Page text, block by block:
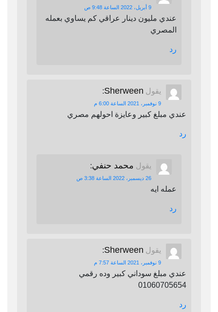
9 أبريل، 2022 الساعة 9:48 ص
عندي مليون دينار عراقي كم يساوي بعمله
المصري
رد
يقول Sherween
:
9 نوفمبر، 2021 الساعة 6:00 م
عندي مبلغ كبير وعايزة احولهم مصري
رد
يقول محمد حنفي:
26 ديسمبر، 2022 الساعة 3:38 ص
عمله ايه
رد
يقول Sherween
:
9 نوفمبر، 2021 الساعة 7:57 م
عندي مبلغ سوداني كبير وده رقمي
01060705654
رد